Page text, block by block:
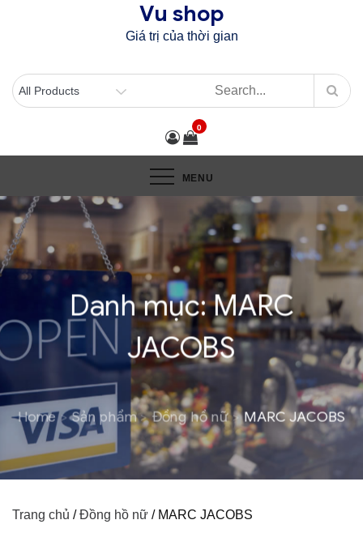
Vu shop
Giá trị của thời gian
0
MENU
Danh mục:MARC
JACOBS
Home Sản phẩm Đồng hồ nữ MARC JACOBS
Trang chủ /Đồng hồ nữ / MARC JACOBS